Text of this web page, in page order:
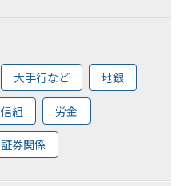
大手行など 地銀
信組 労金
証券関係